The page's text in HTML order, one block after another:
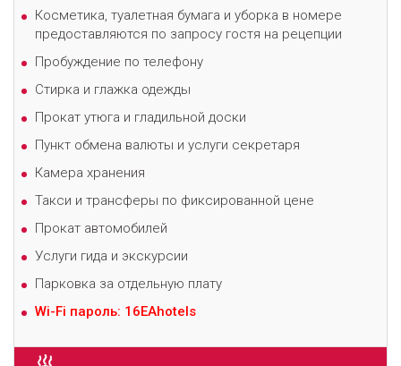
Косметика, туалетная бумага и уборка в номере
предоставляются по запросу гостя на рецепции
Пробуждение по телефону
Стирка и глажка одежды
Прокат утюга и гладильной доски
Пункт обмена валюты и услуги секретаря
Камера хранения
Такси и трансферы по фиксированной цене
Прокат автомобилей
Услуги гида и экскурсии
Парковка за отдельную плату
Wi-Fi пароль: 16EAhotels